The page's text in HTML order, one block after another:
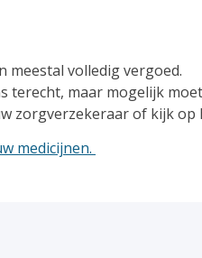
meestal volledig vergoed.
terecht, maar mogelijk
zorgverzekeraar of kijk
medicijnen.